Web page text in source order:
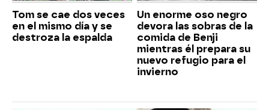
Tom se cae dos veces
en el mismo día y se
destroza la espalda
Un enorme oso negro
devora las sobras de la
comida de Benji
mientras él prepara su
nuevo refugio para el
invierno